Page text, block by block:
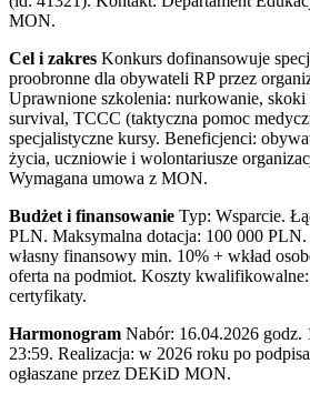
MON.
Cel i zakres Konkurs dofinansowuje
proobronne dla obywateli RP przez
Uprawnione szkolenia: nurkowanie, skoki
survival, TCCC (taktyczna pomoc
specjalistyczne kursy. Beneficjenci:
życia, uczniowie i wolontariusze
Wymagana umowa z MON.
Budżet i finansowanie Typ: Wsparcie.
PLN. Maksymalna dotacja: 100 000 PLN.
własny finansowy min. 10% + wkład
oferta na podmiot. Koszty
certyfikaty.
Harmonogram Nabór: 16.04.2026 godz.
23:59. Realizacja: w 2026 roku po
ogłaszane przez DEKiD MON.